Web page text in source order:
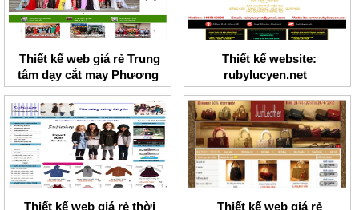
Thiết kế web giá rẻ Trung
tâm dạy cắt may Phương
Hoa
Thiết kế website:
rubylucyen.net
Thiết kế web giá rẻ thời
Thiết kế web giá rẻ